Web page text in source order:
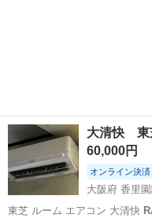
大清快 東
60,000円
オンライン決済
大阪府 香里
東芝 ルーム エアコン 大清快